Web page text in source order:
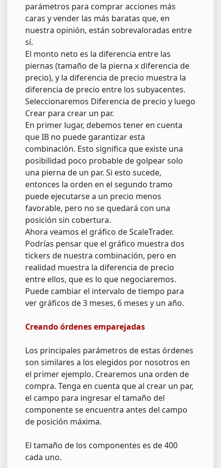
parámetros para comprar acciones más
caras y vender las más baratas que, en
nuestra opinión, están sobrevaloradas entre
sí.
El monto neto es la diferencia entre las
piernas (tamaño de la pierna x diferencia de
precio), y la diferencia de precio muestra la
diferencia de precio entre los subyacentes.
Seleccionaremos Diferencia de precio y luego
Crear para crear un par.
En primer lugar, debemos tener en cuenta
que IB no puede garantizar esta
combinación. Esto significa que existe una
posibilidad poco probable de golpear solo
una pierna de un par. Si esto sucede,
entonces la orden en el segundo tramo
puede ejecutarse a un precio menos
favorable, pero no se quedará con una
posición sin cobertura.
Ahora veamos el gráfico de ScaleTrader.
Podrías pensar que el gráfico muestra dos
tickers de nuestra combinación, pero en
realidad muestra la diferencia de precio
entre ellos, que es lo que negociaremos.
Puede cambiar el intervalo de tiempo para
ver gráficos de 3 meses, 6 meses y un año.
Creando órdenes emparejadas
Los principales parámetros de estas órdenes
son similares a los elegidos por nosotros en
el primer ejemplo. Crearemos una orden de
compra. Tenga en cuenta que al crear un par,
el campo para ingresar el tamaño del
componente se encuentra antes del campo
de posición máxima.
El tamaño de los componentes es de 400
cada uno.